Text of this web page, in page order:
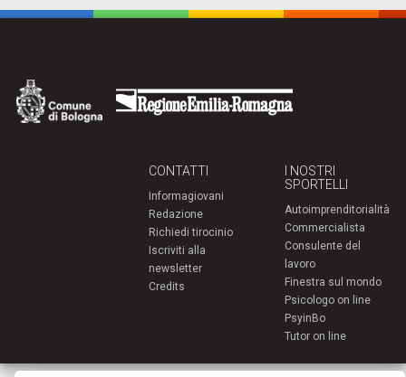
CONTATTI
Informagiovani
Redazione
Richiedi tirocinio
Iscriviti alla
newsletter
Credits
I NOSTRI
SPORTELLI
Autoimprenditorialità
Commercialista
Consulente del
lavoro
Finestra sul mondo
Psicologo on line
PsyinBo
Tutor on line